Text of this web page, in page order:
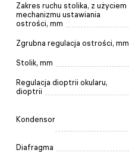
Zakres ruchu stolika, z użyciem
mechanizmu ustawiania
ostrości, mm
Zgrubna regulacja ostrości, mm
Stolik, mm
Regulacja dioptrii okularu,
dioptrii
Kondensor
Diafragma